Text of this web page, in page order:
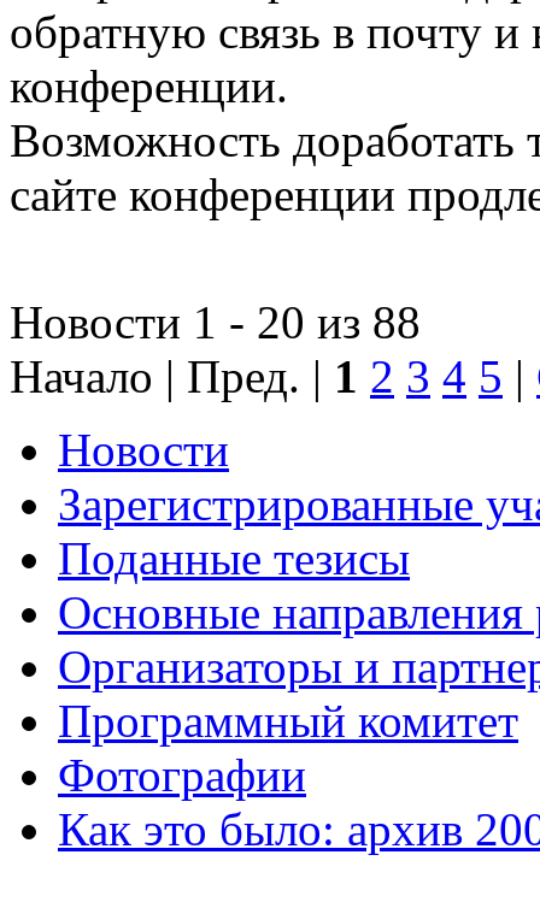
обратную связь в почту
конференции.
Возможность доработать
сайте конференции
Новости 1 - 20 из 88
Начало | Пред. | 1 2 3 4 5 |
Новости
Зарегистрированные
Поданные тезисы
Основные направления
Организаторы и
Программный комитет
Фотографии
Как это было: архив